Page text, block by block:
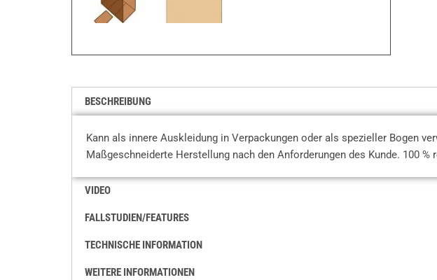
BESCHREIBUNG
Kann als innere Auskleidung in Verpackungen oder als spezieller Bogen
Maßgeschneiderte Herstellung nach den Anforderungen des Kunde. 100 %
VIDEO
FALLSTUDIEN/FEATURES
TECHNISCHE INFORMATION
WEITERE INFORMATIONEN